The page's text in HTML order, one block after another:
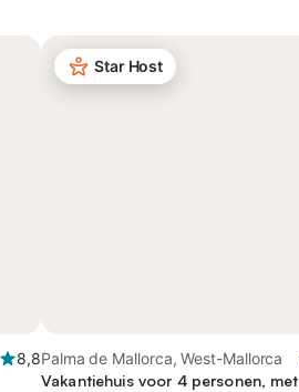
8,8
Star Host
Palma de Mallorca, West-Mallorca
Vakantiehuis voor 4 personen, met